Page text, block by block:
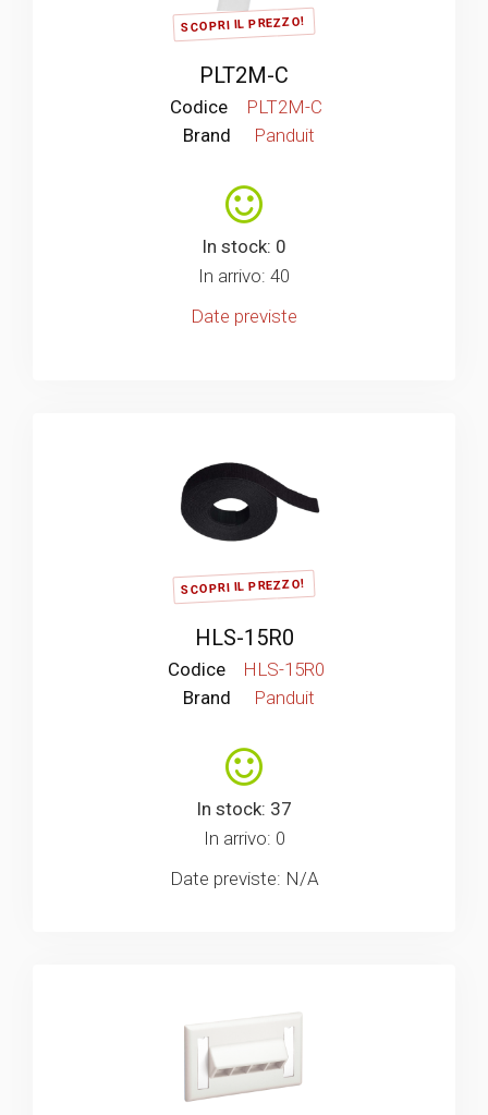
SCOPRI IL PREZZO!
PLT2M-C
Codice
PLT2M-C
Brand
Panduit
In stock: 0
In arrivo: 40
Date previste
SCOPRI IL PREZZO!
HLS-15R0
Codice
HLS-15R0
Brand
Panduit
In stock: 37
In arrivo: 0
Date previste: N/A